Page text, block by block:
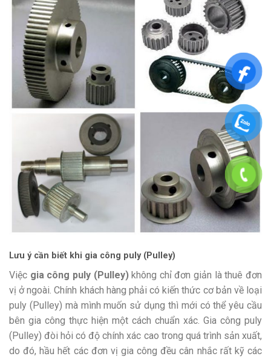
Lưu ý cần biết khi gia công puly (Pulley)
Việc gia công puly (Pulley)không chỉ đơn giản là thuê đơn
vị ở ngoài. Chính khách hàng phải có kiến thức cơ bản về loại
puly (Pulley) mà mình muốn sử dụng thì mới có thể yêu cầu
bên gia công thực hiện một cách chuẩn xác. Gia công puly
(Pulley) đòi hỏi có độ chính xác cao trong quá trình sản xuất,
do đó, hầu hết các đơn vị gia công đều cân nhắc rất kỹ các